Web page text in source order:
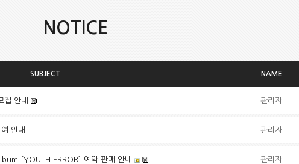
NOTICE
SUBJECT NAME
집 안내 관리자
안내 관리자
[YOUTH ERROR] 예약 판매 안내 관리자